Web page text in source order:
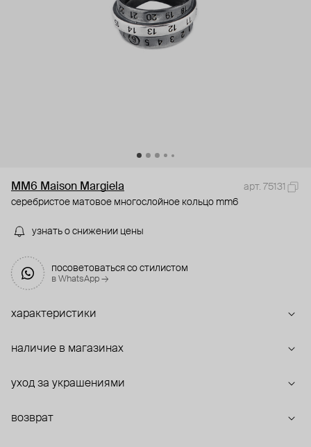
MM6 Maison Margiela
арт. 75131
серебристое матовое многослойное кольцо mm6
узнать о снижении цены
посоветоваться со стилистом
в WhatsApp →
характеристики
наличие в магазинах
уход за украшениями
возврат